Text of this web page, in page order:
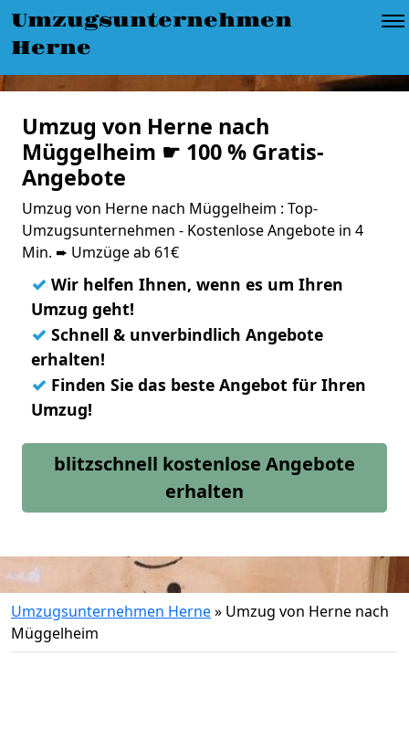
Umzugsunternehmen
Herne
Umzug von Herne nach
Müggelheim ☛ 100 % Gratis-
Angebote
Umzug von Herne nach Müggelheim : Top-
Umzugsunternehmen - Kostenlose Angebote in 4
Min. ➨ Umzüge ab 61€
✓ Wir helfen Ihnen, wenn es um Ihren
Umzug geht!
✓ Schnell & unverbindlich Angebote
erhalten!
✓ Finden Sie das beste Angebot für Ihren
Umzug!
blitzschnell kostenlose Angebote
erhalten
Umzugsunternehmen Herne» Umzug von Herne nach
Müggelheim